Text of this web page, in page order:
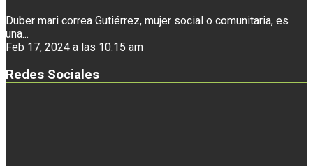
Duber mari correa Gutiérrez, mujer social o comunitaria, es
una...
Feb 17, 2024 a las 10:15 am
Redes Sociales